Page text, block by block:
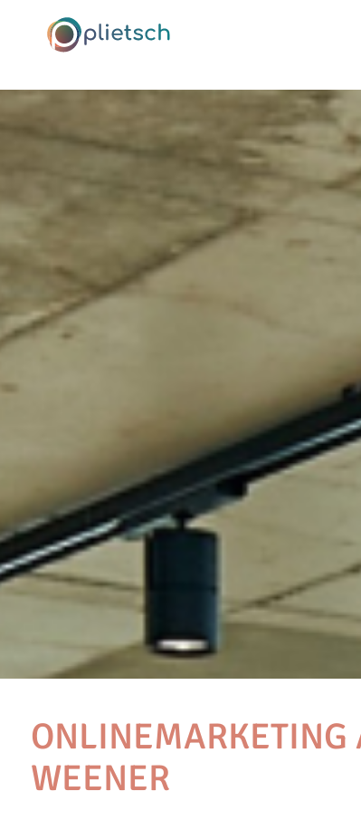
ONLINEMARKETING
WEENER